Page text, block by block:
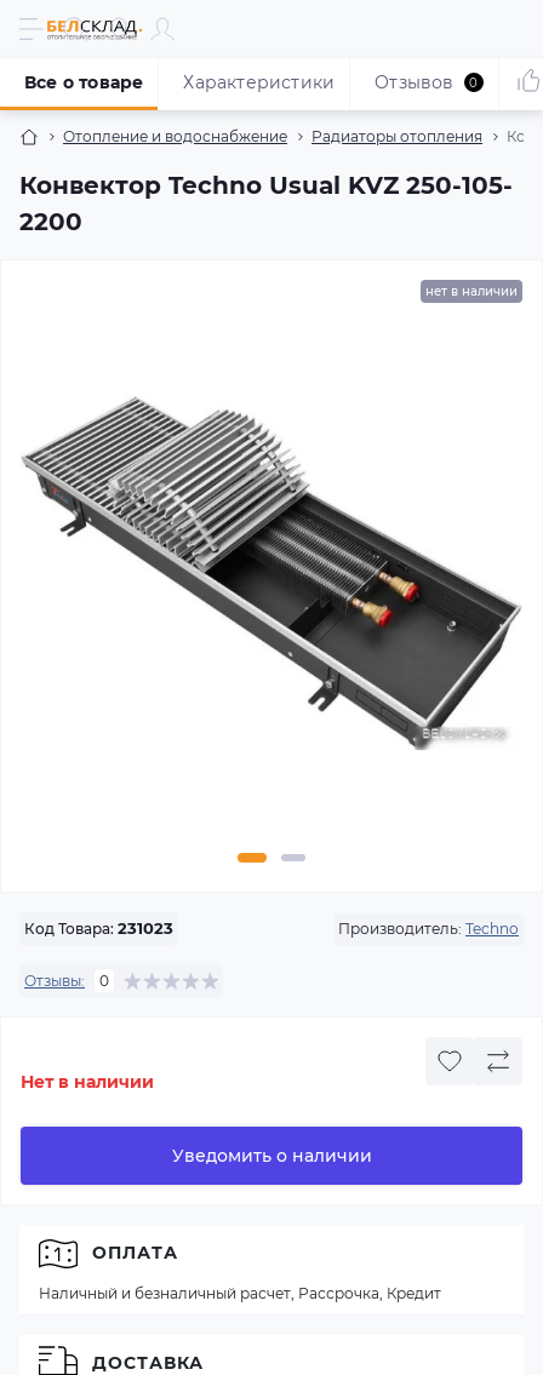
Отопление и водоснабжение Радиаторы отопления
Конвектор Techno Usual KVZ 250-105-
2200
Все о товаре Характеристики Отзывов 0
нет в наличии
Код Товара: 231023 Производитель: Techno
Отзывы: 0
Нет в наличии
Уведомить о наличии
ОПЛАТА
Наличный и безналичный расчет, Рассрочка, Кредит
ДОСТАВКА